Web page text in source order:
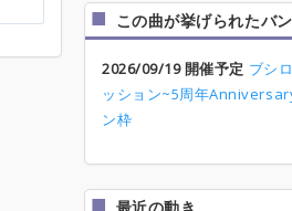
この曲が挙げられたバ
2026/09/19 開催予定 ブシ
ッション~5周年
ン枠